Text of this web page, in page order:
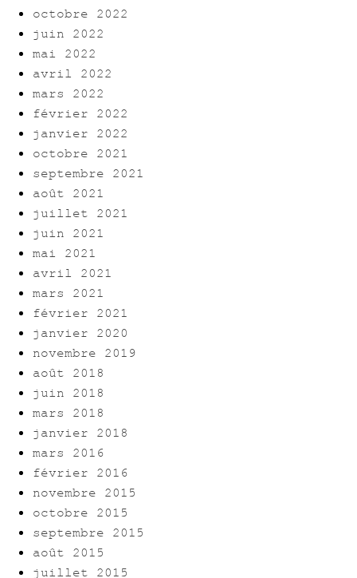
octobre 2022
juin 2022
mai 2022
avril 2022
mars 2022
février 2022
janvier 2022
octobre 2021
septembre 2021
août 2021
juillet 2021
juin 2021
mai 2021
avril 2021
mars 2021
février 2021
janvier 2020
novembre 2019
août 2018
juin 2018
mars 2018
janvier 2018
mars 2016
février 2016
novembre 2015
octobre 2015
septembre 2015
août 2015